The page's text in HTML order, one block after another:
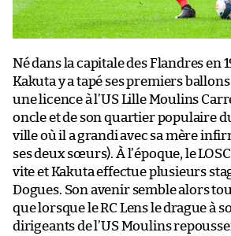
Né dans la capitale des Flandres en
Kakuta y a tapé ses premiers
une licence à l’US Lille Moulins
oncle et de son quartier populaire
ville où il a grandi avec sa mère
ses deux sœurs). À l’époque, le
vite et Kakuta effectue plusieurs
Dogues. Son avenir semble alors
que lorsque le RC Lens le drague à
dirigeants de l’US Moulins